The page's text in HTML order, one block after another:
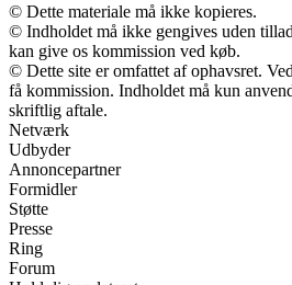
© Dette materiale må ikke kopieres.
© Indholdet må ikke gengives uden
kan give os kommission ved køb.
© Dette site er omfattet af ophavsret.
få kommission. Indholdet må kun
skriftlig aftale.
Netværk
Udbyder
Annoncepartner
Formidler
Støtte
Presse
Ring
Forum